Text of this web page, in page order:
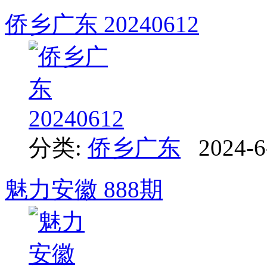
侨乡广东 20240612
分类: 侨乡广东
2024-
魅力安徽 888期